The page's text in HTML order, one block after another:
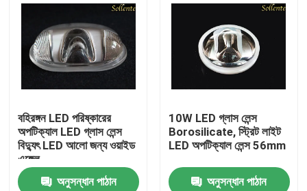
পণ্য
আমাদের সম্পর্কে
কারখানা ভ্রমণ
বহিরঙ্গন LED পরিষ্কারের
অপটিক্যাল LED গ্লাস লেন্স
বিদ্যুৎ LED আলো জন্য ওয়াইড
এঙ্গেল
অনুসন্ধান পাঠান
10W LED গ্লাস লেন্স
Borosilicate, স্ট্রিট লাইট
LED অপটিক্যাল লেন্স 56mm
অনুসন্ধান পাঠান